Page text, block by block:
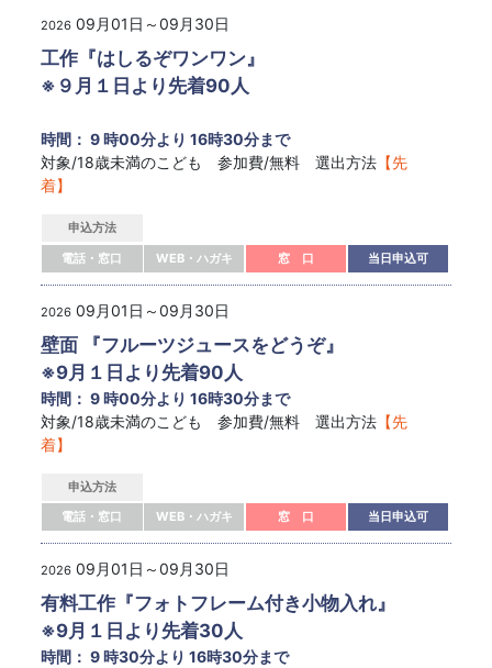
2026 09月01日～09月30日
工作『はしるぞワンワン』
※９月１日より先着90人
時間： 9 時00分より 16時30分まで
対象/18歳未満のこども 参加費/無料 選出方法 【先
着】
申込方法
電話・窓口
WEB・ハガキ 窓 口 当日申込可
2026 09月01日～09月30日
壁面 『フルーツジュースをどうぞ』
※9月１日より先着90人
時間： 9 時00分より 16時30分まで
対象/18歳未満のこども 参加費/無料 選出方法 【先
着】
申込方法
電話・窓口
WEB・ハガキ 窓 口 当日申込可
2026 09月01日～09月30日
有料工作『フォトフレーム付き小物入れ』
※9月１日より先着30人
時間： 9 時30分より 16時30分まで